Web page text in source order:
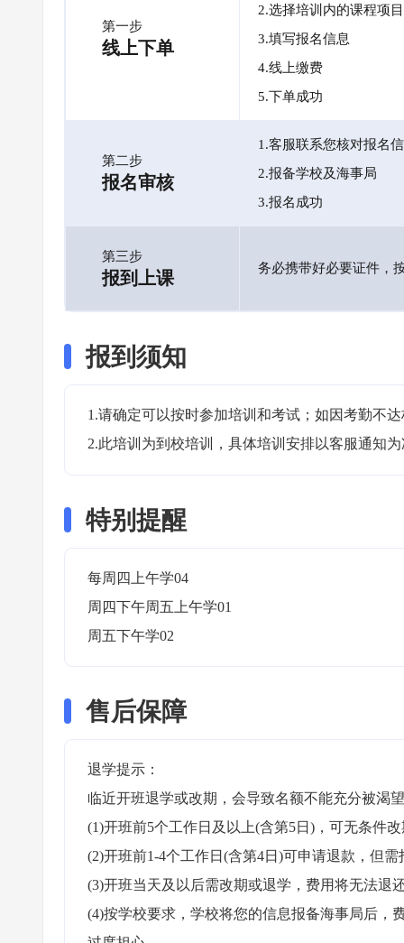
第一步
线上下单
2.选择培训内的课程项目
3.填写报名信息
4.线上缴费
5.下单成功
第二步
报名审核
1.客服联系您核对报名
2.报备学校及海事局
3.报名成功
第三步
报到上课 务必携带好必要证件，
报到须知
1.请确定可以按时参加培训和考试；如因考勤不
2.此培训为到校培训，具体培训安排以客服通知
特别提醒
每周四上午学04
周四下午周五上午学01
周五下午学02
售后保障
退学提示：
临近开班退学或改期，会导致名额不能充分被渴
(1)开班前5个工作日及以上(含第5日)，可无条件
(2)开班前1-4个工作日(含第4日)可申请退款，但
(3)开班当天及以后需改期或退学，费用将无法退
(4)按学校要求，学校将您的信息报备海事局后，